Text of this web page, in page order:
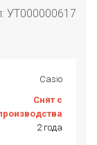
УТ000000617
Casio
Снят с
2 года